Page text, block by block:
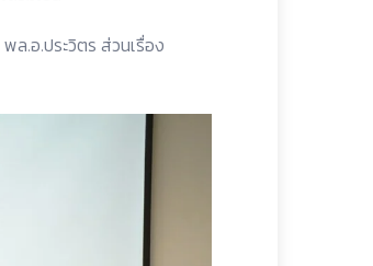
ล.อ.ประวิตร ส่วนเรื่อง